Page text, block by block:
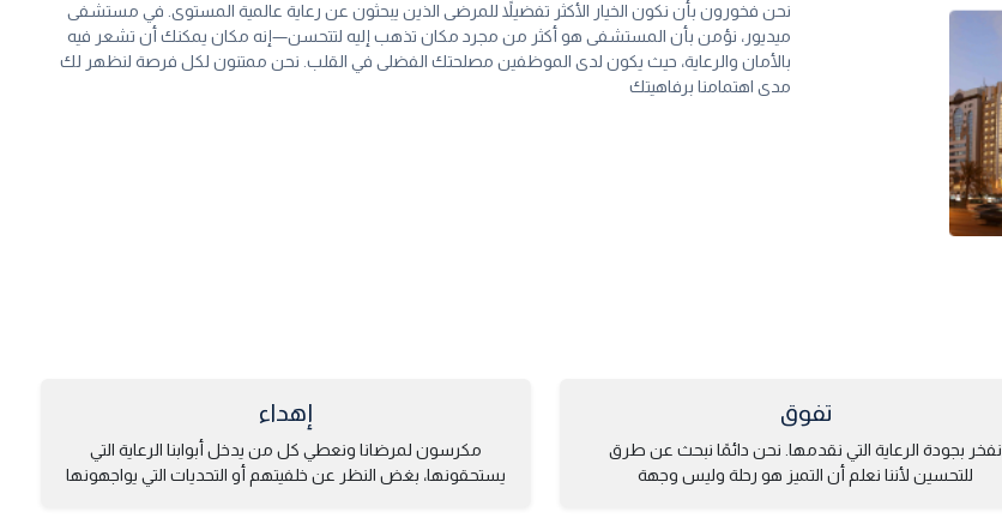
نحن فخورون بأن نكون الخيار الأكثر تفضيلاً للمرضى الذين يبحثون عن رعاية عالمية المستوى. في مستشفى
ميديور، نؤمن بأن المستشفى هو أكثر من مجرد مكان تذهب إليه لتتحسن—إنه مكان يمكنك أن تشعر فيه
بالأمان والرعاية، حيث يكون لدى الموظفين مصلحتك الفضلى في القلب. نحن ممتنون لكل فرصة لنظهر لك
مدى اهتمامنا برفاهيتك
تفوق
نفخر بجودة الرعاية التي نقدمها. نحن دائمًا نبحث عن طرق
للتحسين لأننا نعلم أن التميز هو رحلة وليس وجهة
إهداء
مكرسون لمرضانا ونعطي كل من يدخل أبوابنا الرعاية التي
يستحقونها، بغض النظر عن خلفيتهم أو التحديات التي يواجهونها